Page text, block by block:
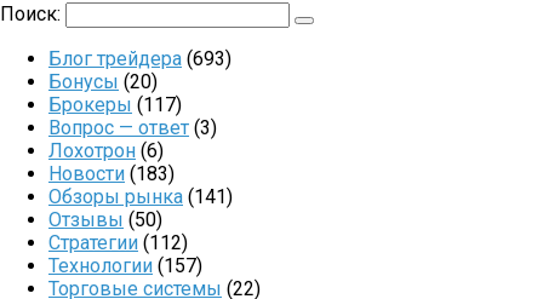
Поиск:
Блог трейдера (693)
Бонусы (20)
Брокеры (117)
Вопрос — ответ (3)
Лохотрон (6)
Новости (183)
Обзоры рынка (141)
Отзывы (50)
Стратегии (112)
Технологии (157)
Торговые системы (22)